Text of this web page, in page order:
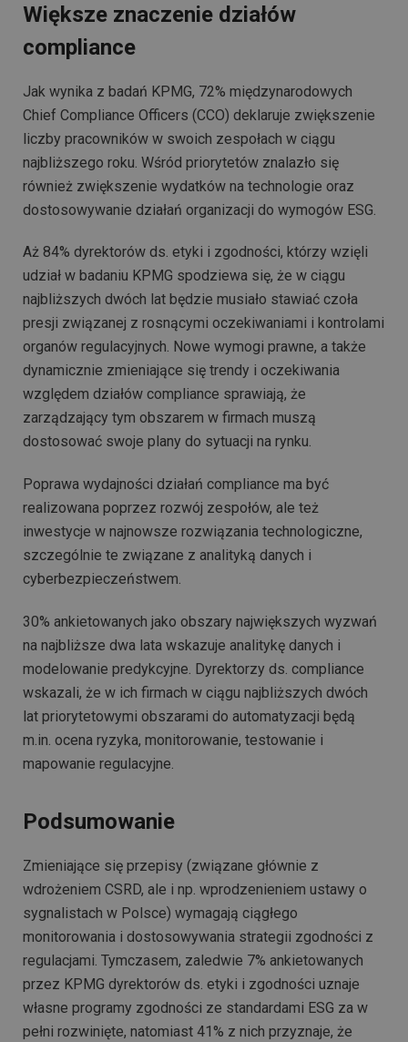
Większe znaczenie działów
compliance
Jak wynika z badań KPMG, 72% międzynarodowych
Chief Compliance Officers (CCO) deklaruje zwiększenie
liczby pracowników w swoich zespołach w ciągu
najbliższego roku. Wśród priorytetów znalazło się
również zwiększenie wydatków na technologie oraz
dostosowywanie działań organizacji do wymogów ESG.
Aż 84% dyrektorów ds. etyki i zgodności, którzy wzięli
udział w badaniu KPMG spodziewa się, że w ciągu
najbliższych dwóch lat będzie musiało stawiać czoła
presji związanej z rosnącymi oczekiwaniami i kontrolami
organów regulacyjnych. Nowe wymogi prawne, a także
dynamicznie zmieniające się trendy i oczekiwania
względem działów compliance sprawiają, że
zarządzający tym obszarem w firmach muszą
dostosować swoje plany do sytuacji na rynku.
Poprawa wydajności działań compliance ma być
realizowana poprzez rozwój zespołów, ale też
inwestycje w najnowsze rozwiązania technologiczne,
szczególnie te związane z analityką danych i
cyberbezpieczeństwem.
30% ankietowanych jako obszary największych wyzwań
na najbliższe dwa lata wskazuje analitykę danych i
modelowanie predykcyjne. Dyrektorzy ds. compliance
wskazali, że w ich firmach w ciągu najbliższych dwóch
lat priorytetowymi obszarami do automatyzacji będą
m.in. ocena ryzyka, monitorowanie, testowanie i
mapowanie regulacyjne.
Podsumowanie
Zmieniające się przepisy (związane głównie z
wdrożeniem CSRD, ale i np. wprodzenieniem ustawy o
sygnalistach w Polsce) wymagają ciągłego
monitorowania i dostosowywania strategii zgodności z
regulacjami. Tymczasem, zaledwie 7% ankietowanych
przez KPMG dyrektorów ds. etyki i zgodności uznaje
własne programy zgodności ze standardami ESG za w
pełni rozwinięte, natomiast 41% z nich przyznaje, że